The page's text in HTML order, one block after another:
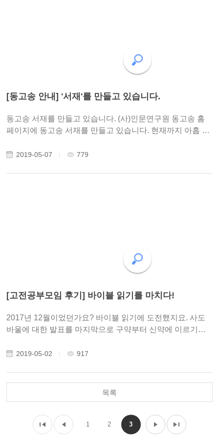
[동고송 안내] '서재'를 만들고 있습니다.
동고송 서재를 만들고 있습니다. (사)인문연구원 동고송 홈
페이지에 동고송 서재를 만들고 있습니다. 현재까지 아홉 분
학자 수기 안재성의 평전 후기 정광필의 교육 수기 홍승기의
2019-05-07 779
[고전공부모임 후기] 바이블 읽기를 마치다!
2017년 12월이었던가요? 바이블 읽기에 도전했지요. 사도
바울에 대한 발표를 마지막으로 구약부터 신약에 이르기까
교차합니다. 혼자라면 엄두도 내지 못했을텐데, 여럿이 함께
2019-05-02 917
목록
1 2 3